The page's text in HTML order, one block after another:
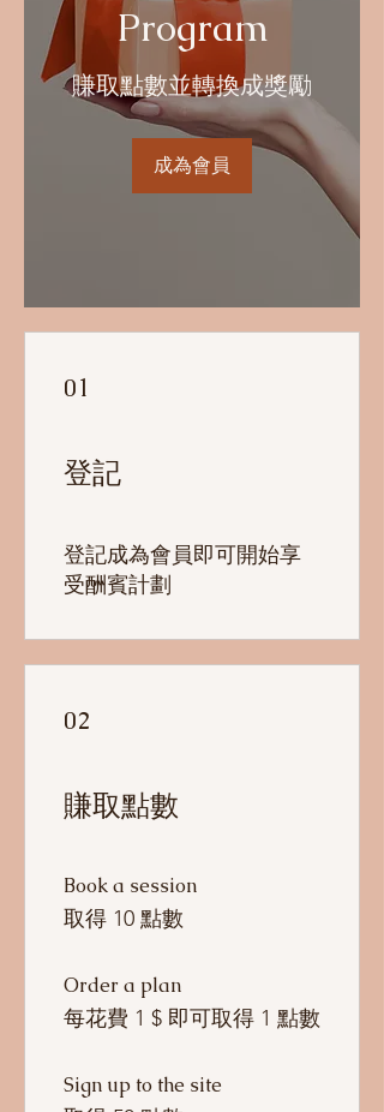
Program
賺取點數並轉換成獎勵
成為會員
01
登記
登記成為會員即可開始享
受酬賓計劃
02
賺取點數
Book a session
取得 10 點數
Order a plan
每花費 1 $ 即可取得 1 點數
Sign up to the site